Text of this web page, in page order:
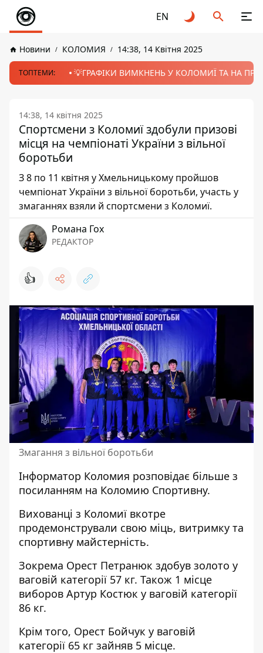
EN
Новини КОЛОМИЯ 14:38, 14 Квітня 2025
ТОПТЕМИ: 💡ГРАФІКИ ВИМКНЕНЬ У КОЛОМИЇ ТА НА
14:38, 14 квітня 2025
Спортсмени з Коломиї здобули призові
місця на чемпіонаті України з вільної
боротьби
З 8 по 11 квітня у Хмельницькому пройшов
чемпіонат України з вільної боротьби, участь у
змаганнях взяли й спортсмени з Коломиї.
Романа Гох
РЕДАКТОР
👍
Змагання з вільної боротьби
Інформатор Коломия розповідає більше з
посиланням на Коломию Спортивну.
Вихованці з Коломиї вкотре
продемонстрували свою міць, витримку та
спортивну майстерність.
Зокрема Орест Петранюк здобув золото у
ваговій категорії 57 кг. Також 1 місце
виборов Артур Костюк у ваговій категорії
86 кг.
Крім того, Орест Бойчук у ваговій
категорії 65 кг зайняв 5 місце.